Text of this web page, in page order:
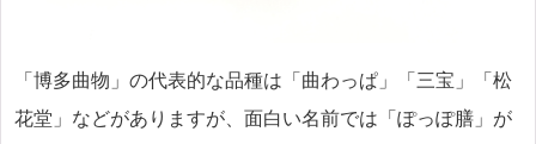
「博多曲物」の代表的な品種は「曲わっぱ」「三宝」「松
花堂」などがありますが、面白い名前では「ぽっぽ膳」が